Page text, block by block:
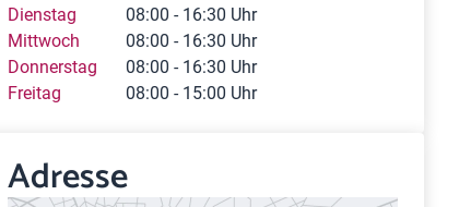
Dienstag
08:00 - 16:30 Uhr
Mittwoch
08:00 - 16:30 Uhr
Donnerstag
08:00 - 16:30 Uhr
Freitag
08:00 - 15:00 Uhr
Adresse